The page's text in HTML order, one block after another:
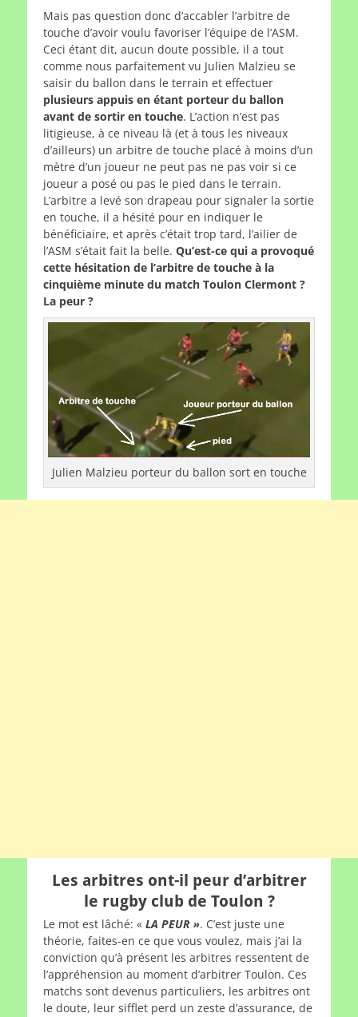
Mais pas question donc d’accabler l’arbitre de
touche d’avoir voulu favoriser l’équipe de l’ASM.
Ceci étant dit, aucun doute possible, il a tout
comme nous parfaitement vu Julien Malzieu se
saisir du ballon dans le terrain et effectuer
plusieurs appuis en étant porteur du ballon
avant de sortir en touche. L’action n’est pas
litigieuse, à ce niveau là (et à tous les niveaux
d’ailleurs) un arbitre de touche placé à moins d’un
mètre d’un joueur ne peut pas ne pas voir si ce
joueur a posé ou pas le pied dans le terrain.
L’arbitre a levé son drapeau pour signaler la sortie
en touche, il a hésité pour en indiquer le
bénéficiaire, et après c’était trop tard, l’ailier de
l’ASM s’était fait la belle. Qu’est-ce qui a provoqué
cette hésitation de l’arbitre de touche à la
cinquième minute du match Toulon Clermont ?
La peur ?
Julien Malzieu porteur du ballon sort en touche
Les arbitres ont-il peur d’arbitrer
le rugby club de Toulon ?
Le mot est lâché: « LA PEUR ». C’est juste une
théorie, faites-en ce que vous voulez, mais j’ai la
conviction qu’à présent les arbitres ressentent de
l’appréhension au moment d’arbitrer Toulon. Ces
matchs sont devenus particuliers, les arbitres ont
le doute, leur sifflet perd un zeste d’assurance, de